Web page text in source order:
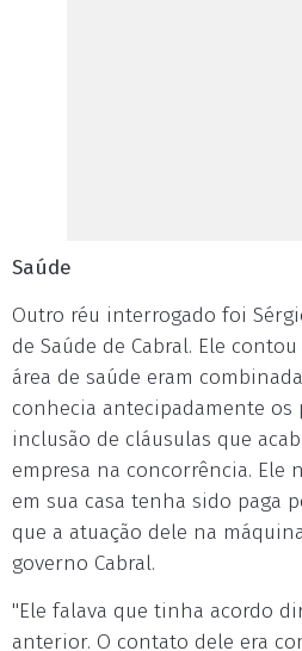
Saúde
Outro réu interrogado foi
de Saúde de Cabral. Ele
área de saúde eram
conhecia antecipadamente os
inclusão de cláusulas que
empresa na concorrência. Ele
em sua casa tenha sido paga
que a atuação dele na
governo Cabral.
"Ele falava que tinha acordo
anterior. O contato dele era